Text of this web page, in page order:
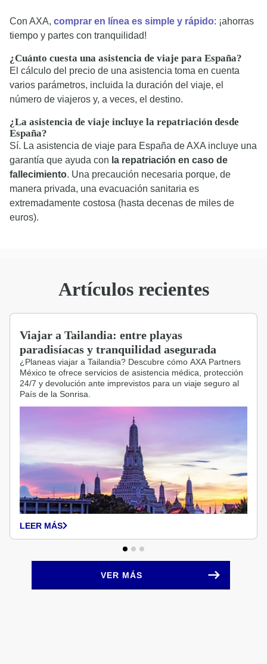
Con AXA, comprar en línea es simple y rápido: ¡ahorras
tiempo y partes con tranquilidad!
¿Cuánto cuesta una asistencia de viaje para España?
El cálculo del precio de una asistencia toma en cuenta
varios parámetros, incluida la duración del viaje, el
número de viajeros y, a veces, el destino.
¿La asistencia de viaje incluye la repatriación desde
España?
Sí. La asistencia de viaje para España de AXA incluye una
garantía que ayuda con la repatriación en caso de
fallecimiento. Una precaución necesaria porque, de
manera privada, una evacuación sanitaria es
extremadamente costosa (hasta decenas de miles de
euros).
Artículos recientes
Viajar a Tailandia: entre playas
paradisíacas y tranquilidad asegurada
¿Planeas viajar a Tailandia? Descubre cómo AXA Partners
México te ofrece servicios de asistencia médica, protección
24/7 y devolución ante imprevistos para un viaje seguro al
País de la Sonrisa.
LEER MÁS
VER MÁS